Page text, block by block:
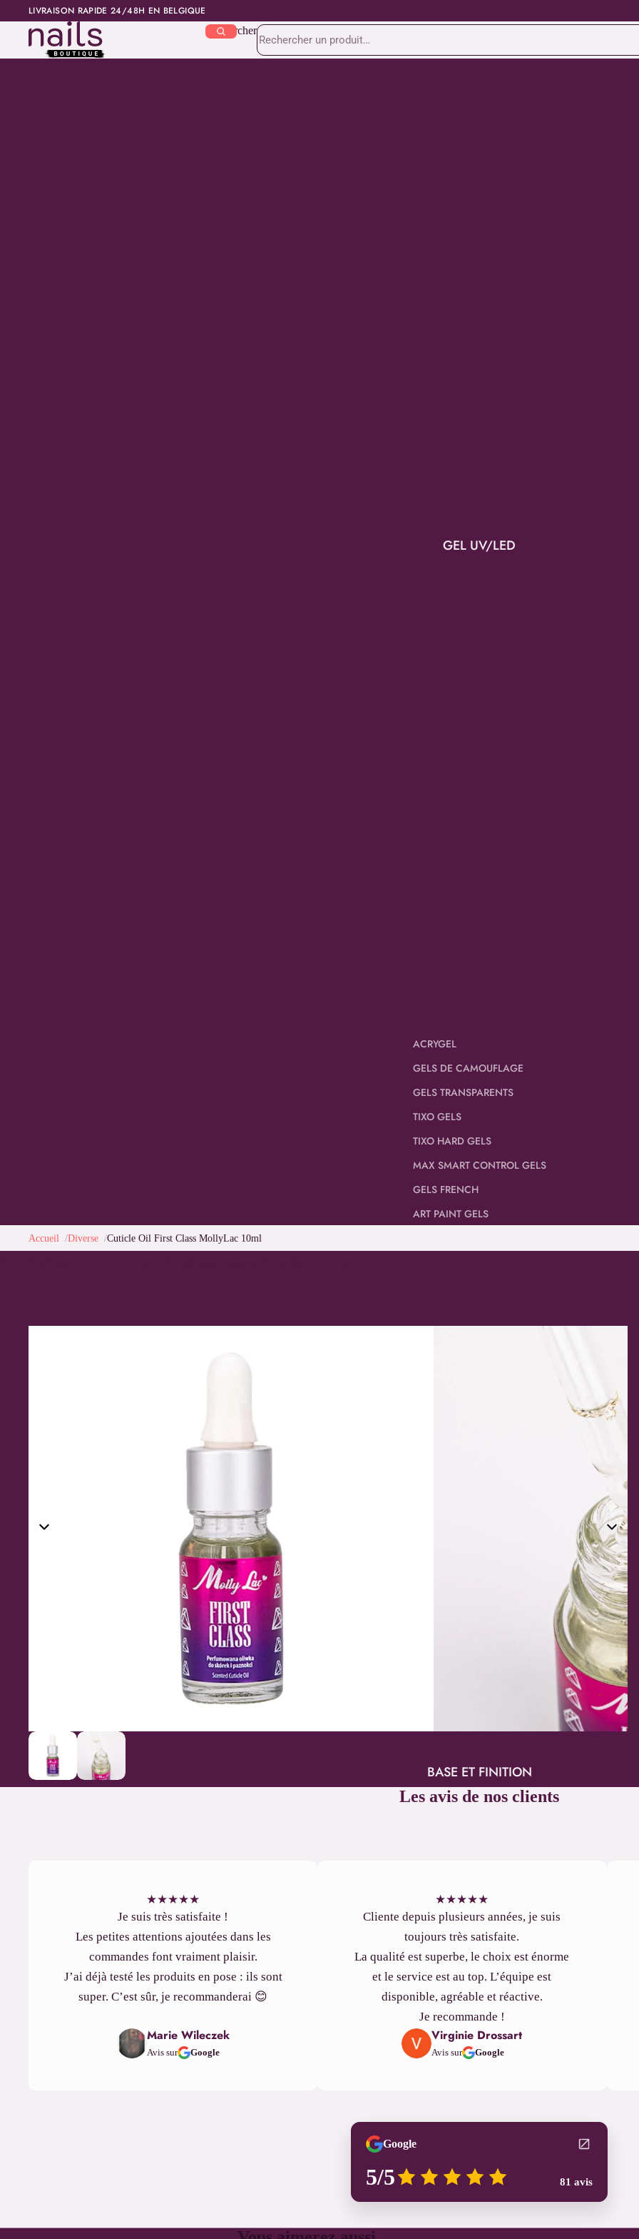
LIVRAISON RAPIDE 24/48H EN BELGIQUE
Rechercher
GEL UV/LED
ACRYGEL
GELS DE CAMOUFLAGE
GELS TRANSPARENTS
TIXO GELS
TIXO HARD GELS
MAX SMART CONTROL GELS
GELS FRENCH
ART PAINT GELS
BASE ET FINITION
Accueil Diverse Cuticle Oil First Class MollyLac 10ml
Cuticle Oil First Class MollyLac 10ml
Les avis de nos clients
★★★★★
Je suis très satisfaite !
Les petites attentions ajoutées dans les
commandes font vraiment plaisir.
J’ai déjà testé les produits en pose : ils sont
super. C’est sûr, je recommanderai 😊
Marie Wileczek
Avis sur Google
★★★★★
Cliente depuis plusieurs années, je suis
toujours très satisfaite.
La qualité est superbe, le choix est énorme
et le service est au top. L’équipe est
disponible, agréable et réactive.
Je recommande !
Virginie Drossart
Avis sur Google
Google
5/5 81 avis